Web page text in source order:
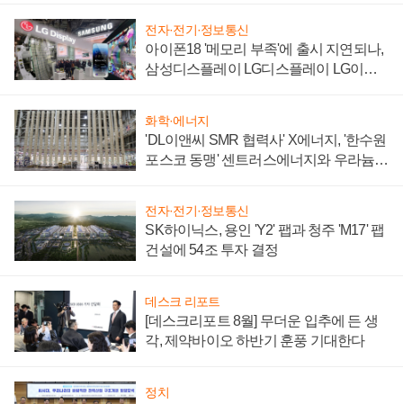
전자·전기·정보통신
아이폰18 '메모리 부족'에 출시 지연되나,
삼성디스플레이 LG디스플레이 LG이노
화학·에너지
'DL이앤씨 SMR 협력사' X에너지, '한수원
포스코 동맹' 센트러스에너지와 우라늄
전자·전기·정보통신
SK하이닉스, 용인 'Y2' 팹과 청주 'M17' 팹
건설에 54조 투자 결정
데스크 리포트
[데스크리포트 8월] 무더운 입추에 든 생
각, 제약바이오 하반기 훈풍 기대한다
정치